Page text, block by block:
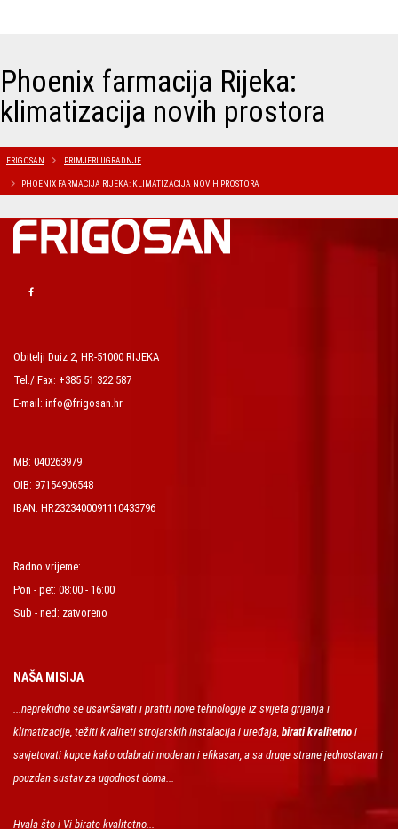
Phoenix farmacija Rijeka:
klimatizacija novih prostora
FRIGOSAN PRIMJERI UGRADNJE
PHOENIX FARMACIJA RIJEKA: KLIMATIZACIJA NOVIH PROSTORA
Obitelji Duiz 2, HR-51000 RIJEKA
Tel./ Fax: +385 51 322 587
E-mail: info@frigosan.hr
MB: 040263979
OIB: 97154906548
IBAN: HR2323400091110433796
Radno vrijeme:
Pon - pet: 08:00 - 16:00
Sub - ned: zatvoreno
NAŠA MISIJA
...neprekidno se usavršavati i pratiti nove tehnologije iz svijeta grijanja i
klimatizacije, težiti kvaliteti strojarskih instalacija i uređaja, birati kvalitetno i
savjetovati kupce kako odabrati moderan i efikasan, a sa druge strane jednostavan i
pouzdan sustav za ugodnost doma...
Hvala što i Vi birate kvalitetno...